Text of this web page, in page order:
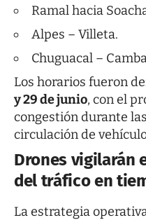
Ramal hacia
Alpes – Villeta.
Chuguacal –
Los horarios fueron
y 29 de junio, con el
congestión durante
circulación de
Drones vigilarán
del tráfico en
La estrategia